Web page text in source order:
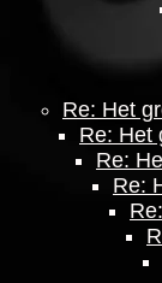
Re: Het
Re: Het
Re:
Re: